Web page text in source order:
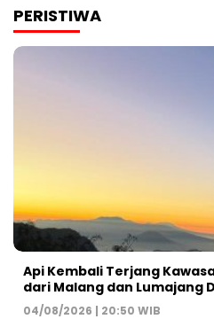
PERISTIWA
Api Kembali Terjang
dari Malang dan Lumajang
04/08/2026 | 20:50 WIB